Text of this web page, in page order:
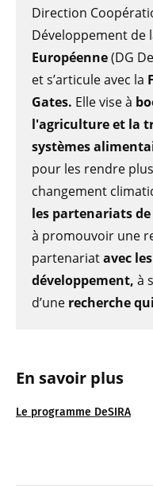
En savoir plus
Le programme DeSIRA
Direction
Développement de
Européenne(DG
et s’articule avec la
Gates. Elle vise à
l'agriculture et la
systèmes
pour les rendre
changement
les partenariats
à promouvoir une
partenariatavec
développement, à
d’une recherche